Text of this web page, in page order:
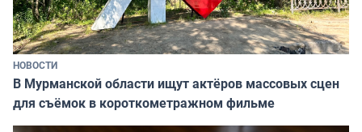
НОВОСТИ
В Мурманской области ищут актёров массовых сцен
для съёмок в короткометражном фильме